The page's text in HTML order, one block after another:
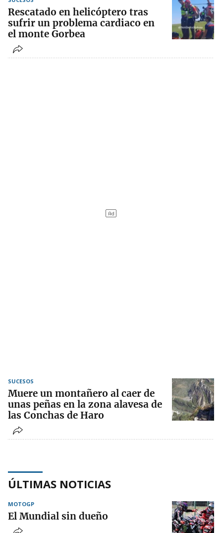
Rescatado en helicóptero tras
sufrir un problema cardiaco en
el monte Gorbea
SUCESOS
Muere un montañero al caer de
unas peñas en la zona alavesa de
las Conchas de Haro
ÚLTIMAS NOTICIAS
MOTOGP
El Mundial sin dueño